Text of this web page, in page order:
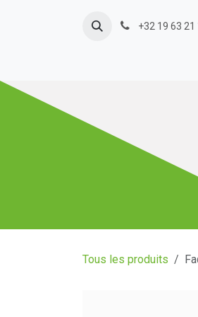
+32 19 63 21
Tous les produits